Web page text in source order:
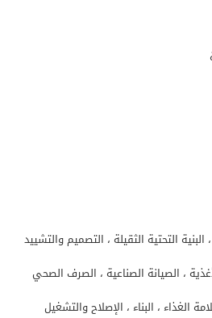
التحتية الثقيلة ، التصميم والتشييد
، الصيانة الصناعية ، الصرف الصحي
الغذاء ، البناء ، الإصلاح والتشغيل